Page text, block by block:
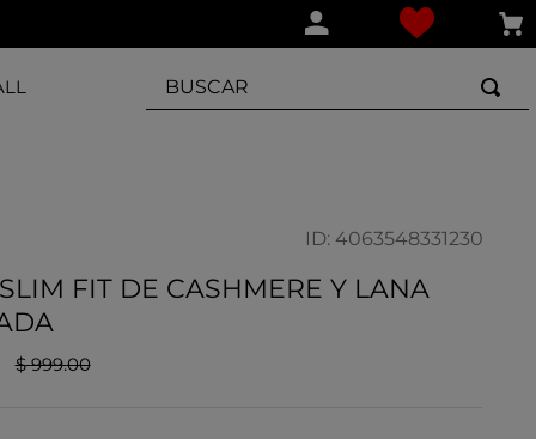
BUSCAR
ID: 4063548331230
FIT DE CASHMERE Y LANA
$ 999.00